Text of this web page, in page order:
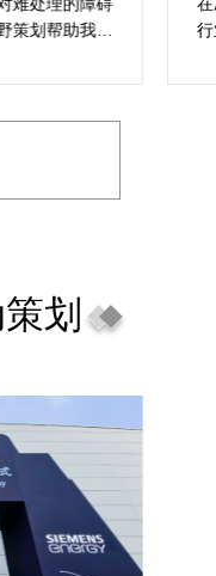
策划帮助我完
划还会选择乐
划